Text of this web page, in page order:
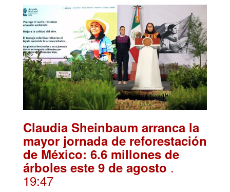
Claudia Sheinbaum arranca la
mayor jornada de reforestación
de México: 6.6 millones de
árboles este 9 de agosto .
19:47